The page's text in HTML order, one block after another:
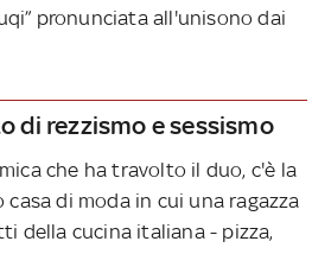
pronunciata all'unisono dai
di rezzismo e sessismo
che ha travolto il duo, c'è la
di moda in cui una ragazza
della cucina italiana - pizza,